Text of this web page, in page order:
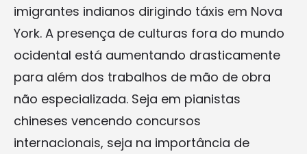
imigrantes indianos dirigindo táxis em Nova
York. A presença de culturas fora do mundo
ocidental está aumentando drasticamente
para além dos trabalhos de mão de obra
não especializada. Seja em pianistas
chineses vencendo concursos
internacionais, seja na importância de